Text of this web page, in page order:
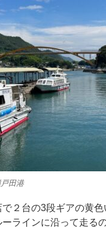
田港
２台の3段ギアの黄
ラインに沿って走る